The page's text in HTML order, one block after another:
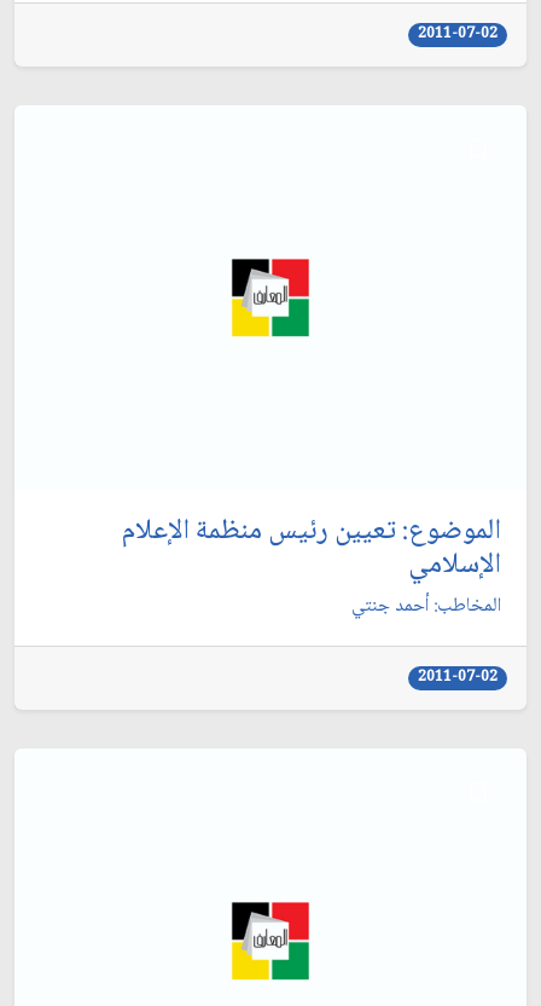
2011-07-02
الموضوع: تعيين رئيس منظمة الإعلام
الإسلامي‏
المخاطب: أحمد جنتي‏
2011-07-02